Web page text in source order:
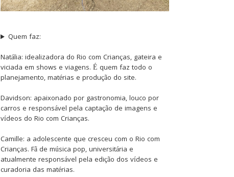
Quem faz:
Natália: idealizadora do Rio com Crianças, gateira e
viciada em shows e viagens. É quem faz todo o
planejamento, matérias e produção do site.
Davidson: apaixonado por gastronomia, louco por
carros e responsável pela captação de imagens e
vídeos do Rio com Crianças.
Camille: a adolescente que cresceu com o Rio com
Crianças. Fã de música pop, universitária e
atualmente responsável pela edição dos vídeos e
curadoria das matérias.